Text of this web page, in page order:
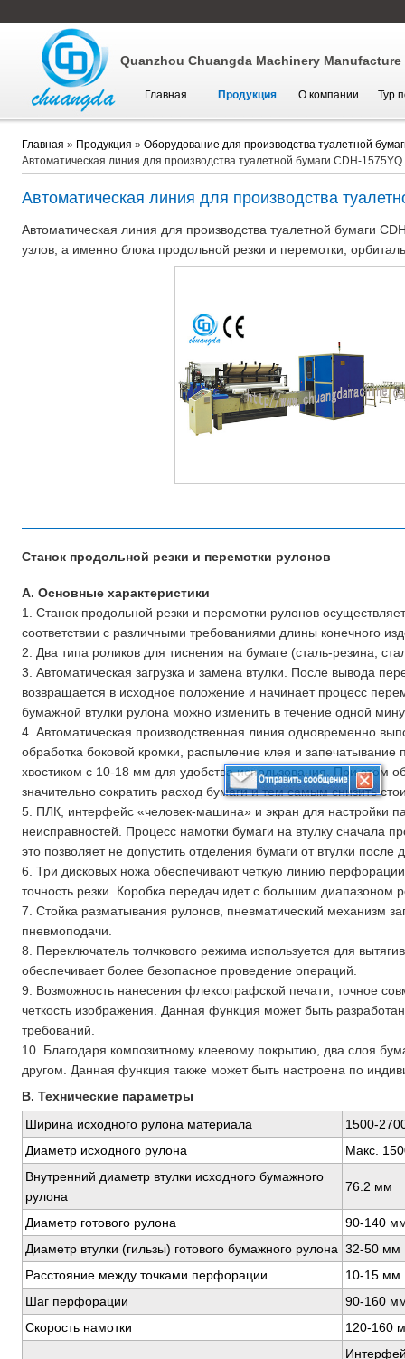
Quanzhou Chuangda Machinery Manufacture
Главная Продукция О компании Тур
Главная » Продукция » Оборудование для производства туалетной
Автоматическая линия для производства туалетной бумаги CDH-1575YQ
Автоматическая линия для производства
Автоматическая линия для производства туалетной бумаги
узлов, а именно блока продольной резки и перемотки,
Станок продольной резки и перемотки рулонов
A. Основные характеристики
1. Станок продольной резки и перемотки рулонов
соответствии с различными требованиями длины конечного
2. Два типа роликов для тиснения на бумаге (сталь-резина,
3. Автоматическая загрузка и замена втулки. После вывода
возвращается в исходное положение и начинает процесс
бумажной втулки рулона можно изменить в течение одной
4. Автоматическая производственная линия одновременно
обработка боковой кромки, распыление клея и запечатывание
хвостиком с 10-18 мм для удобства использования. При этом
значительно сократить расход бумаги и тем самым снизить
5. ПЛК, интерфейс «человек-машина» и экран для настройки
неисправностей. Процесс намотки бумаги на втулку сначала
это позволяет не допустить отделения бумаги от втулки после
6. Три дисковых ножа обеспечивают четкую линию
точность резки. Коробка передач идет с большим диапазоном
7. Стойка разматывания рулонов, пневматический механизм
пневмоподачи.
8. Переключатель толчкового режима используется для
обеспечивает более безопасное проведение операций.
9. Возможность нанесения флексографской печати, точное
четкость изображения. Данная функция может быть
требований.
10. Благодаря композитному клеевому покрытию, два слоя
другом. Данная функция также может быть настроена по
B. Технические параметры
Ширина исходного рулона материала
1500-
Диаметр исходного рулона
Макс.
Внутренний диаметр втулки исходного бумажного
рулона
76.2 мм
Диаметр готового рулона
90-140
Диаметр втулки (гильзы) готового бумажного рулона 32-50 мм
Расстояние между точками перфорации
10-15 мм
Шаг перфорации
90-160
Скорость намотки
120-160